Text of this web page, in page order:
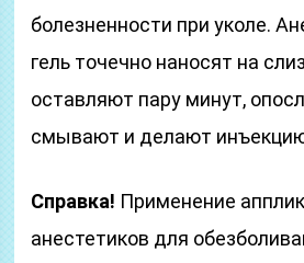
болезненности при уколе.
гель точечно наносят на
оставляют пару минут,
смывают и делают
Справка! Применение
анестетиков для